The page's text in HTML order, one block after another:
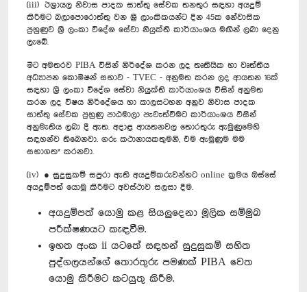
(iii) ඊශ්‍රායල නිවාස පාදක සාත්තු සේවක තනතුර සඳහා අයදුම්
කිරීමට බලාපොරොත්තු වන ශ්‍රී ලාංකිකයන්ට දින 45ක නේවාසික
පුහුණුව ශ්‍රී ලංකා විදේශ සේවා නියුක්ති කාර්යාංශය මඟින් ලබා දෙනු
ලැබේ.
මීට අමතරව PIBA විසින් නිර්දේශ කරන ලද තෘතීයික හා වෘත්තීය
අධ්‍යාපන කොමිෂන් සභාව - TVEC - අනුමත කරන ලද ආයතන 16ක්
සඳහා ශ්‍රී ලංකා විදේශ සේවා නියුක්ති කාර්යාංශය විසින් අනුමත
කරන ලද විෂය නිර්දේශය හා කාලසටහන අනුව නිවාස පාදක
සාත්තු සේවක පුහුණු පාඨමාලා පැවැත්වීමට කාර්යාංශය විසින්
අනුමැතිය ලබා දී ඇත. අදාළ ආයතනවල තොරතුරු ඇමුණුමෙහි
සඳහන්ව තිබෙනවා. ගරු කථානායකතුමනි, එම ඇමුණුම මම
සභාගත* කරනවා.
(iv) ● සුදුසුකම් සපුරා ඇති අයදුම්කරුවන්හට online ක්‍රමය ඔස්සේ
අයදුම්පත් යොමු කිරීමට අවස්ථාව සලසා දීම.
අයදුම්පත් යොමු කළ සියලුදෙනා මූලික සම්මුඛ
පරීක්ෂණයට කැඳවීම.
ඉහත අංක ii යටතේ සඳහන් සුදුසුකම් සහිත
පුද්ගලයන්ගේ තොරතුරු පමණක් PIBA වෙත
යොමු කිරීමට කටයුතු කිරීම.